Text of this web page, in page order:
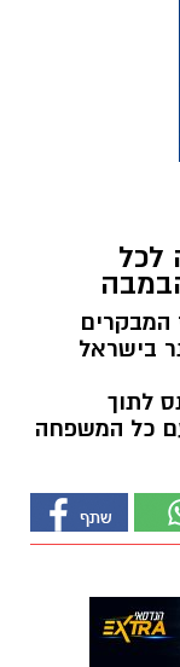
לכל
המבקרים
בישראל
לתוך
כל המשפחה